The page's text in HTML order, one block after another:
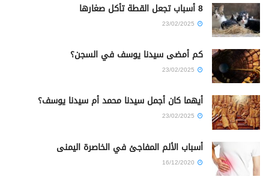
8 أسباب تجعل القطة تأكل صغارها
كم أمضى سيدنا يوسف في السجن؟
أيهما كان أجمل سيدنا محمد أم سيدنا يوسف؟
أسباب الألم المفاجئ في الخاصرة اليمنى